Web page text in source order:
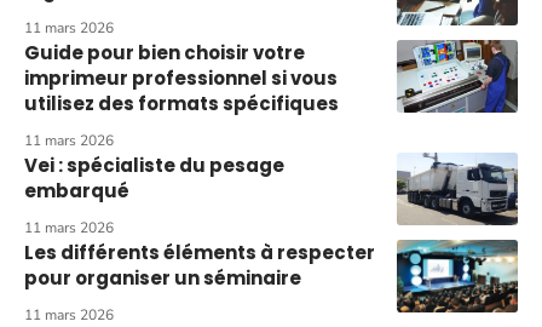
11 mars 2026
Guide pour bien choisir votre
imprimeur professionnel si vous
utilisez des formats spécifiques
11 mars 2026
Vei : spécialiste du pesage
embarqué
11 mars 2026
Les différents éléments à respecter
pour organiser un séminaire
11 mars 2026